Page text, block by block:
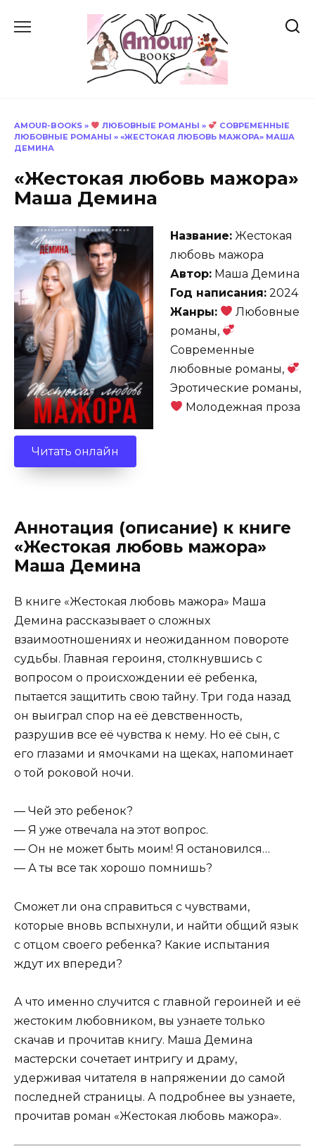
AMOUR-BOOKS » ЛЮБОВНЫЕ РОМАНЫ »
СОВРЕМЕННЫЕ
ЛЮБОВНЫЕ РОМАНЫ » «ЖЕСТОКАЯ ЛЮБОВЬ МАЖОРА» МАША
ДЕМИНА
«Жестокая любовь мажора»
Маша Демина
Название: Жестокая
любовь мажора
Автор: Маша Демина
Год написания: 2024
Жанры:
Любовные
романы,
Современные
любовные романы,
Эротические романы,
Молодежная проза
Читать онлайн
Аннотация (описание) к книге
«Жестокая любовь мажора»
Маша Демина
В книге «Жестокая любовь мажора» Маша
Демина рассказывает о сложных
взаимоотношениях и неожиданном повороте
судьбы. Главная героиня, столкнувшись с
вопросом о происхождении её ребенка,
пытается защитить свою тайну. Три года назад
он выиграл спор на её девственность,
разрушив все её чувства к нему. Но её сын, с
его глазами и ямочками на щеках, напоминает
о той роковой ночи.
— Чей это ребенок?
— Я уже отвечала на этот вопрос.
— Он не может быть моим! Я остановился…
— А ты все так хорошо помнишь?
Сможет ли она справиться с чувствами,
которые вновь вспыхнули, и найти общий язык
с отцом своего ребенка? Какие испытания
ждут их впереди?
А что именно случится с главной героиней и её
жестоким любовником, вы узнаете только
скачав и прочитав книгу. Маша Демина
мастерски сочетает интригу и драму,
удерживая читателя в напряжении до самой
последней страницы. А подробнее вы узнаете,
прочитав роман «Жестокая любовь мажора».